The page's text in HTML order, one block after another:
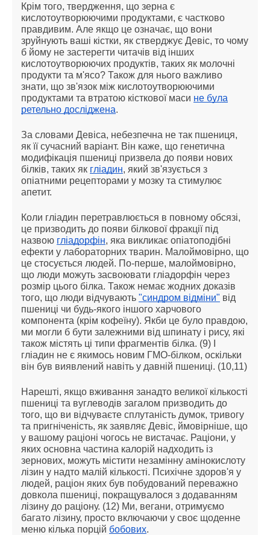
Крім того, твердження, що зерна є
кислотоутворюючими продуктами, є частково
правдивим. Але якщо це означає, що вони
зруйнують ваші кістки, як стверджує Девіс, то чому
б йому не застерегти читачів від інших
кислотоутворюючих продуктів, таких як молочні
продукти та м'ясо? Також для нього важливо
знати, що зв'язок між кислотоутворюючими
продуктами та втратою кісткової маси не була
ретельно досліджена.
За словами Девіса, небезпечна не так пшениця,
як її сучасний варіант. Він каже, що генетична
модифікація пшениці призвела до появи нових
білків, таких як гліадин, який зв'язується з
опіатними рецепторами у мозку та стимулює
апетит.
Коли гліадин перетравлюється в повному обсязі,
це призводить до появи білкової фракції під
назвою гліадорфін, яка викликає опіатоподібні
ефекти у лабораторних тварин. Малоймовірно, що
це стосується людей. По-перше, малоймовірно,
що люди можуть засвоювати гліадорфін через
розмір цього білка. Також немає жодних доказів
того, що люди відчувають "синдром відміни" від
пшениці чи будь-якого іншого харчового
компонента (крім кофеїну). Якби це було правдою,
ми могли б бути залежними від шпинату і рису, які
також містять ці типи фрагментів білка. (9) І
гліадин не є якимось новим ГМО-білком, оскільки
він був виявлений навіть у давній пшениці. (10,11)
Нарешті, якщо вживання занадто великої кількості
пшениці та вуглеводів загалом призводить до
того, що ви відчуваєте сплутаність думок, тривогу
та пригніченість, як заявляє Девіс, ймовірніше, що
у вашому раціоні чогось не вистачає. Раціони, у
яких основна частина калорій надходить із
зернових, можуть містити незамінну амінокислоту
лізин у надто малій кількості. Психічне здоров'я у
людей, раціон яких був побудований переважно
довкола пшениці, покращувалося з додаванням
лізину до раціону. (12) Ми, вегани, отримуємо
багато лізину, просто включаючи у своє щоденне
меню кілька порцій бобових.